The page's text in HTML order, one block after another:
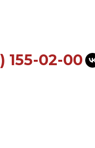
155-02-00